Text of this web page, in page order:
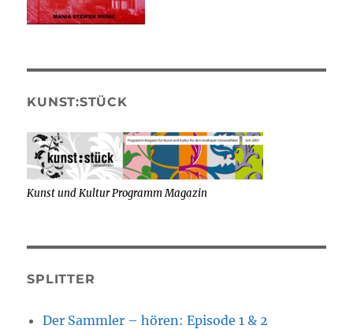
KUNST:STÜCK
Kunst und Kultur Programm Magazin
SPLITTER
Der Sammler – hören: Episode 1 & 2